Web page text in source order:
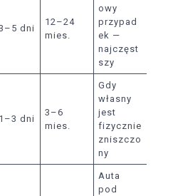
dni
12–24
mies.
owy
przypad
ek —
najczęst
szy
1–3 dni
3–6
mies.
Gdy
własny
jest
fizycznie
zniszczo
ny
Auta
pod